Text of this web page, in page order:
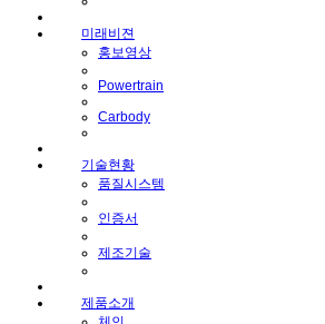
미래비젼
홍보영상
Powertrain
Carbody
기술현황
품질시스템
인증서
제조기술
제품소개